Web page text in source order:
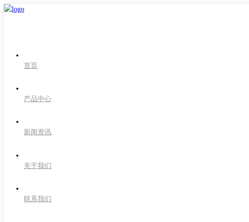
首页
产品中心
新闻资讯
关于我们
联系我们